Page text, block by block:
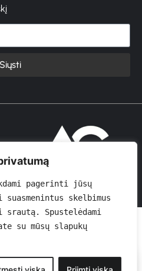
pagerinti jūsų
skelbimus
Spustelėdami
su mūsų slapukų
Siųsti